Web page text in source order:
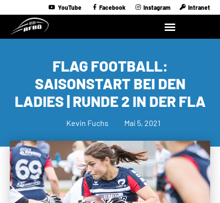
YouTube Facebook Instagram Intranet
FLAG FOOTBALL:
SAISONSTART BEI DEN
LADIES | RUNDE 2 IN DER FLA
Kevin Fuchs Mai 5, 2021